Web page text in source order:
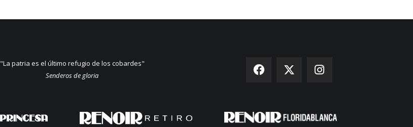
"La patria es el último refugio de los cobardes"
Senderos de gloria